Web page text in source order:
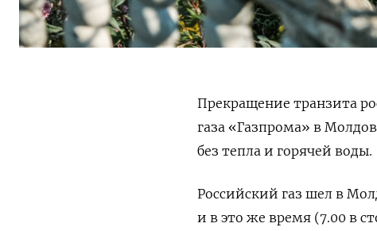
Прекращение транзита
газа «Газпрома» в
без тепла и горячей воды.
Российский газ шел в
и в это же время (7.00 в